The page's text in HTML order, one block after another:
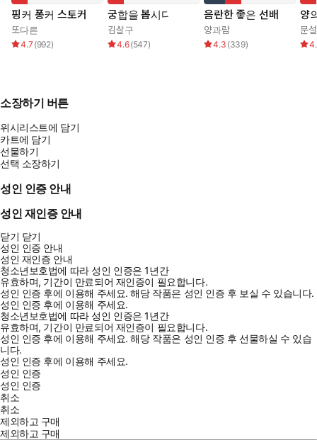
핑커 퐁커 스토커
또다른
4.7 (992)
궁합을 봅시다
김살구
4.6(547)
음란한 좋은 선배
양과람
4.3 (339)
양
문
소장하기 버튼
위시리스트에 담기
카트에 담기
선물하기
선택 소장하기
성인 인증 안내
성인 재인증 안내
닫기 닫기
성인 인증 안내
성인 재인증 안내
청소년보호법에 따라 성인 인증은 1년간
유효하며, 기간이 만료되어 재인증이 필요합니다.
성인 인증 후에 이용해 주세요.해당 작품은 성인 인증 후 보실 수 있습니다.
성인 인증 후에 이용해 주세요.
청소년보호법에 따라 성인 인증은 1년간
유효하며, 기간이 만료되어 재인증이 필요합니다.
성인 인증 후에 이용해 주세요.해당 작품은 성인 인증 후 선물하실 수 있습
니다.
성인 인증 후에 이용해 주세요.
성인 인증
성인 인증
취소
취소
제외하고 구매
제외하고 구매